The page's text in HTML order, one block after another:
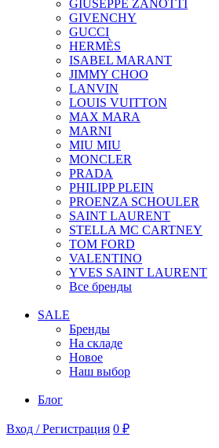
GIUSEPPE ZANOTTI
GIVENCHY
GUCCI
HERMÈS
ISABEL MARANT
JIMMY CHOO
LANVIN
LOUIS VUITTON
MAX MARA
MARNI
MIU MIU
MONCLER
PRADA
PHILIPP PLEIN
PROENZA SCHOULER
SAINT LAURENT
STELLA MC CARTNEY
TOM FORD
VALENTINO
YVES SAINT LAURENT
Все бренды
SALE
Бренды
На складе
Новое
Наш выбор
Блог
Вход / Регистрация 0 ₽